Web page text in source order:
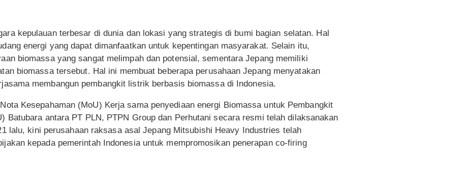
kepulauan terbesar di dunia dan lokasi yang strategis di bumi bagian selatan. Hal
energi yang dapat dimanfaatkan untuk kepentingan masyarakat. Selain itu,
biomassa yang sangat melimpah dan potensial, sementara Jepang memiliki
biomassa tersebut. Hal ini membuat beberapa perusahaan Jepang menyatakan
membangun pembangkit listrik berbasis biomassa di Indonesia.
Kesepahaman (MoU) Kerja sama penyediaan energi Biomassa untuk Pembangkit
Batubara antara PT PLN, PTPN Group dan Perhutani secara resmi telah dilaksanakan
lalu, kini perusahaan raksasa asal Jepang Mitsubishi Heavy Industries telah
kepada pemerintah Indonesia untuk mempromosikan penerapan co-firing